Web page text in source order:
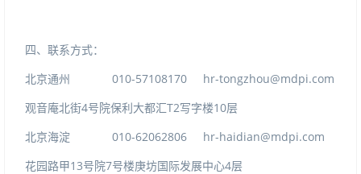
四、联系方式：
北京通州 010-57108170 hr-tongzhou@mdpi.com
观音庵北街4号院保利大都汇 T2写字楼10层
北京海淀 010-62062806 hr-haidian@mdpi.com
花园路甲13号院7号楼庚坊国际发展中心4层